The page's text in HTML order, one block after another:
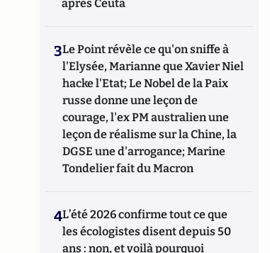
après Ceuta
3Le Point révèle ce qu'on sniffe à
l'Elysée, Marianne que Xavier Niel
hacke l'Etat; Le Nobel de la Paix
russe donne une leçon de
courage, l'ex PM australien une
leçon de réalisme sur la Chine, la
DGSE une d'arrogance; Marine
Tondelier fait du Macron
4L’été 2026 confirme tout ce que
les écologistes disent depuis 50
ans : non, et voilà pourquoi